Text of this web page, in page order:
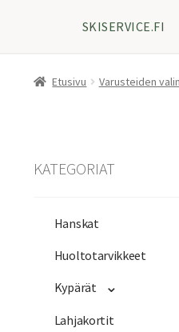
SKISERVICE.FI
Etusivu Varusteiden
KATEGORIAT
Hanskat
Huoltotarvikkeet
Kypärät
Lahjakortit